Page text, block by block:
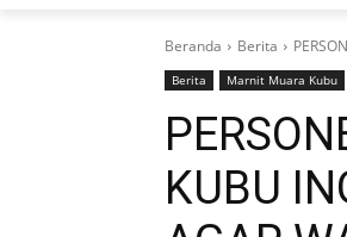
Beranda Berita
Berita Marnit Muara Kubu
KUBU